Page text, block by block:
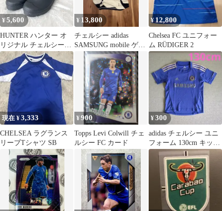
¥5,600
HUNTER ハンター オ
リジナル チェルシー
25cm
¥ 13,800
チェルシー adidas
SAMSUNG mobile ゲー
ムシャツ 白
¥12,800
Chelsea FC ユニフォー
ム RÜDIGER 2
現在 ¥3,333
CHELSEA ラグランス
リーブTシャツ SB
¥900
Topps Levi Colwill チェ
ルシー FC カード
¥300
adidas チェルシー ユニ
フォーム 130cm キッズ
CLIMACOOL